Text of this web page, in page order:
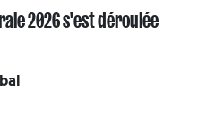
2026 s'est déroulée